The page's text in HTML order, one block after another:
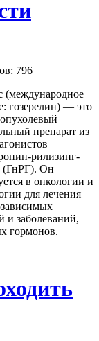
796
(международное
гозерелин) — это
препарат из
рилизинг-
(ГнРГ). Он
в онкологии и
для лечения
и заболеваний,
гормонов.